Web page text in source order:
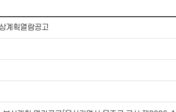
계획열람공고